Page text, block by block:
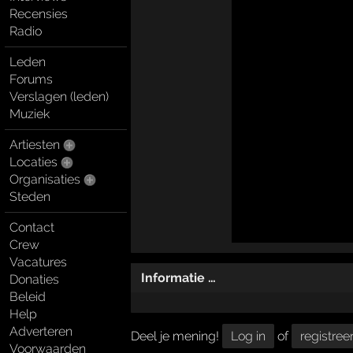
Recensies
Radio
Leden
Forums
Verslagen (leden)
Muziek
Artiesten
Locaties
Organisaties
Steden
Contact
Crew
Vacatures
Donaties
Beleid
Help
Adverteren
Voorwaarden
Informatie …
Deel je mening! Log in of registreer